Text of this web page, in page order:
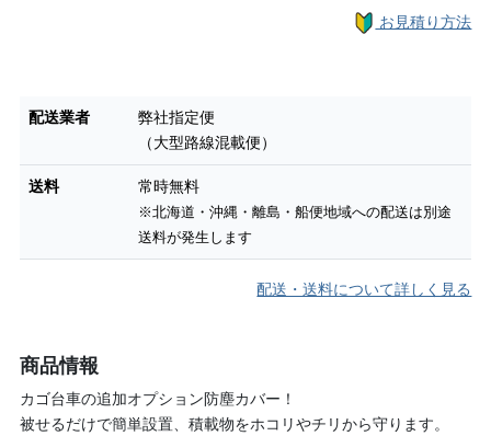
お見積り方法
配送業者
弊社指定便
（大型路線混載便）
送料
常時無料
※北海道・沖縄・離島・船便地域への配送は別途
送料が発生します
配送・送料について詳しく見る
商品情報
カゴ台車の追加オプション防塵カバー！
被せるだけで簡単設置、積載物をホコリやチリから守ります。